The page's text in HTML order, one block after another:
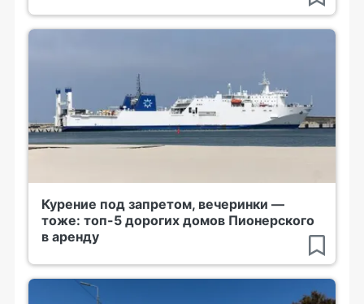
Курение под запретом, вечеринки —
тоже: топ-5 дорогих домов Пионерского
в аренду